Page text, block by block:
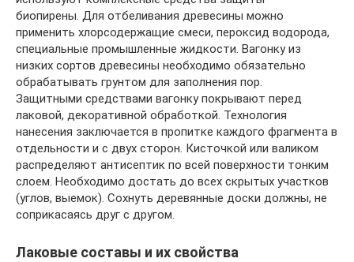
биопирены. Для отбеливания древесины можно
применить хлорсодержащие смеси, пероксид водорода,
специальные промышленные жидкости. Вагонку из
низких сортов древесины необходимо обязательно
обрабатывать грунтом для заполнения пор.
Защитными средствами вагонку покрывают перед
лаковой, декоративной обработкой. Технология
нанесения заключается в пропитке каждого фрагмента в
отдельности и с двух сторон. Кисточкой или валиком
распределяют антисептик по всей поверхности тонким
слоем. Необходимо достать до всех скрытых участков
(углов, выемок). Сохнуть деревянные доски должны, не
соприкасаясь друг с другом.
Лаковые составы и их свойства